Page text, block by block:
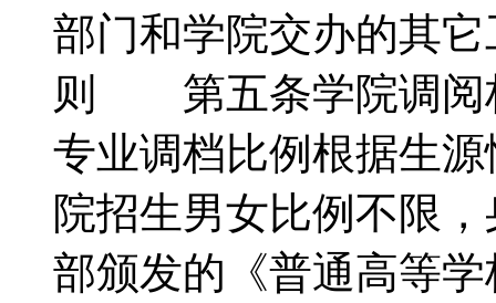
部门和学院交办的其
则 第五条学院调阅
专业调档比例根据生
院招生男女比例不限
部颁发的《普通高等